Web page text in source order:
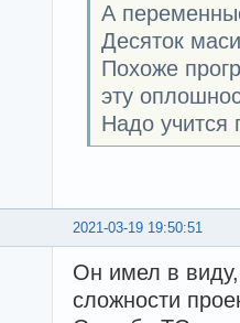
А
Десяток
Похоже
эту
Надо учится
2021-03-19 19:50:51
Он имел в виду,
сложности